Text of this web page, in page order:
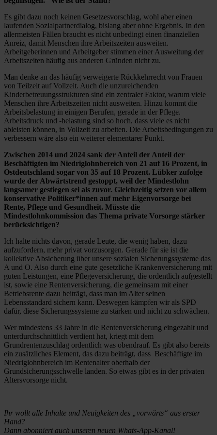
Es gibt dazu noch keinen Gesetzesvorschlag, wohl aber einen
laufenden Sozialpartnerdialog, bislang aber ohne Ergebnis. In den
allermeisten Fällen braucht es nicht unbedingt einen finanziellen
Anreiz, damit Menschen ihre Arbeitszeiten ausweiten.
Arbeitgeberinnen und Arbeitgeber stimmen einer Ausweitung der
Arbeitszeiten häufig aus anderen Gründen nicht zu.
Man denke an das häufig verweigerte Rückkehrrecht von Frauen
von Teilzeit auf Vollzeit. Auch die unzureichenden
Kinderbetreuungsstrukturen sind ein zentraler Faktor, warum viele
Menschen ihre Arbeitszeiten nicht ausweiten. Hinzu kommt die
Arbeitsbelastung in einigen Berufen, gerade in der Pflege.
Arbeitsdruck und -belastung sind so hoch, dass viele es nicht
ableisten können, in Vollzeit zu arbeiten. Die Arbeitsbedingungen zu
verbessern wäre also ein weiterer elementarer Punkt.
Zwischen 2014 und 2024 sank der Anteil der Anteil der
Beschäftigten im Niedriglohnbereich von 21 auf 16 Prozent, in
Ostdeutschland sogar von 35 auf 18 Prozent. Lübker zufolge
wurde der Abwärtstrend gestoppt, weil der Mindestlohn
langsamer gestiegen sei als zuvor. Gleichzeitig setzen vor allem
konservative Politiker*innen auf mehr Eigenvorsorge bei
Rente, Pflege und Gesundheit. Müsste die
Mindestlohnkommission das Thema private Vorsorge stärker
berücksichtigen?
Ich halte nichts davon, gerade Leute, die wenig haben, dazu
aufzufordern, mehr privat vorzusorgen. Gerade für sie ist die
kollektive Absicherung über unsere sozialen Sicherungssysteme das
A und O. Also durch eine gute gesetzliche Krankenversicherung mit
guten Leistungen, eine Pflegeversicherung, die ordentlich aufgestellt
ist, sowie eine Rentenversicherung, die gemeinsam mit einer
Betriebsrente dazu beiträgt, dass man im Alter seinen
Lebensstandard sichern kann. Deswegen kämpfen wir als SPD
dafür, diese Sicherungssysteme zu stärken und nicht zu schwächen.
Wer mindestens 33 Jahre in die Rentenversicherung eingezahlt und
unterdurchschnittlich verdient hat, kriegt mit dem
Grundrentenzuschlag ordentlich was obendrauf. Es gibt also bereits
ein zusätzliches Element, das dazu beiträgt, dass Beschäftigte im
Niedriglohnbereich im Rentenalter oberhalb der
Grundsicherungsschwelle landen. So etwas gibt es in der privaten
Altersvorsorge nicht.
Ihr wollt alle Inhalte und Neuigkeiten des „vorwärts“ aus erster
Hand?
Dann abonniert auch unseren neuen Whats-App-Kanal!